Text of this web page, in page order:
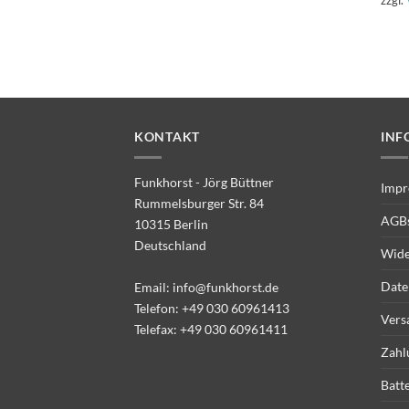
KONTAKT
Funkhorst - Jörg Büttner
Rummelsburger Str. 84
10315 Berlin
Deutschland
Email: info@funkhorst.de
Telefon: +49 030 60961413
Telefax: +49 030 60961411